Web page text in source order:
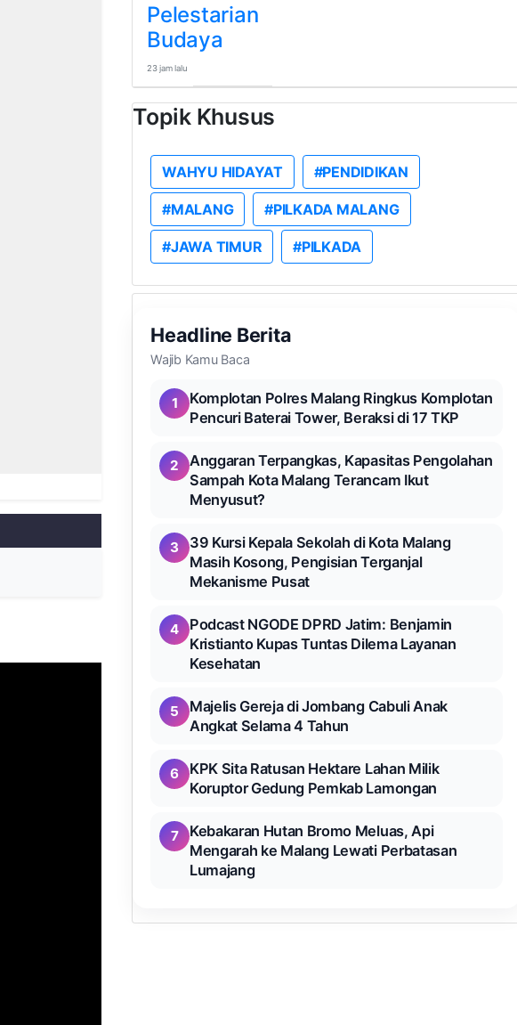
Pelestarian
Budaya
23 jam lalu
Topik Khusus
WAHYU HIDAYAT #PENDIDIKAN
#MALANG #PILKADA MALANG
#JAWA TIMUR #PILKADA
Headline Berita
Wajib Kamu Baca
1
Komplotan Polres Malang Ringkus Komplotan
Pencuri Baterai Tower, Beraksi di 17 TKP
2
Anggaran Terpangkas, Kapasitas Pengolahan
Sampah Kota Malang Terancam Ikut
Menyusut?
3
39 Kursi Kepala Sekolah di Kota Malang
Masih Kosong, Pengisian Terganjal
Mekanisme Pusat
4
Podcast NGODE DPRD Jatim: Benjamin
Kristianto Kupas Tuntas Dilema Layanan
Kesehatan
5
Majelis Gereja di Jombang Cabuli Anak
Angkat Selama 4 Tahun
6
KPK Sita Ratusan Hektare Lahan Milik
Koruptor Gedung Pemkab Lamongan
7
Kebakaran Hutan Bromo Meluas, Api
Mengarah ke Malang Lewati Perbatasan
Lumajang